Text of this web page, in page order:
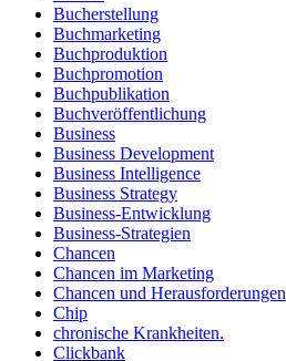
Bucherstellung
Buchmarketing
Buchproduktion
Buchpromotion
Buchpublikation
Buchveröffentlichung
Business
Business Development
Business Intelligence
Business Strategy
Business-Entwicklung
Business-Strategien
Chancen
Chancen im Marketing
Chancen und Herausforderungen
Chip
chronische Krankheiten.
Clickbank